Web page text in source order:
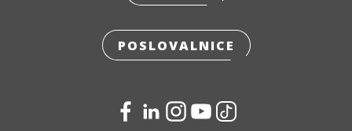
POSLOVALNICE